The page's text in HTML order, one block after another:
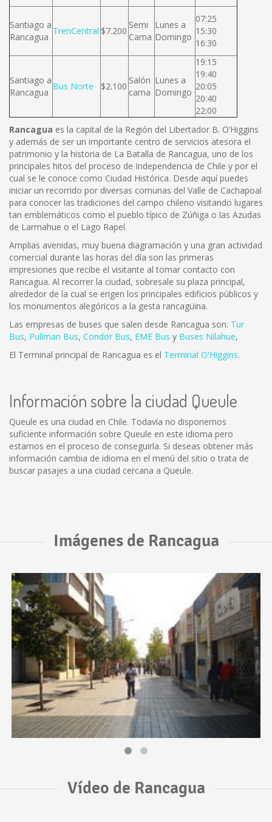
Santiago a
Rancagua
TrenCentral $7.200
Semi
Cama
Lunes a
Domingo
07:25
15:30
16:30
Santiago a
Rancagua
Bus Norte $2.100
Salón
cama
Lunes a
Domingo
19:15
19:40
20:05
20:40
22:00
Rancagua es la capital de la Región del Libertador B. O’Higgins
y además de ser un importante centro de servicios atesora el
patrimonio y la historia de La Batalla de Rancagua, uno de los
principales hitos del proceso de Independencia de Chile y por el
cual se le conoce como Ciudad Histórica. Desde aquí puedes
iniciar un recorrido por diversas comunas del Valle de Cachapoal
para conocer las tradiciones del campo chileno visitando lugares
tan emblemáticos como el pueblo típico de Zúñiga o las Azudas
de Larmahue o el Lago Rapel.
Amplias avenidas, muy buena diagramación y una gran actividad
comercial durante las horas del día son las primeras
impresiones que recibe el visitante al tomar contacto con
Rancagua. Al recorrer la ciudad, sobresale su plaza principal,
alrededor de la cual se erigen los principales edificios públicos y
los monumentos alegóricos a la gesta rancagüina.
Las empresas de buses que salen desde Rancagua son: Tur
Bus, Pullman Bus, Condor Bus, EME Bus y Buses Nilahue,
El Terminal principal de Rancagua es el Terminal O'Higgins.
Información sobre la ciudad Queule
Queule es una ciudad en Chile. Todavía no disponemos
suficiente información sobre Queule en este idioma pero
estamos en el proceso de conseguirla. Si deseas obtener más
información cambia de idioma en el menú del sitio o trata de
buscar pasajes a una ciudad cercana a Queule.
Imágenes de Rancagua
Vídeo de Rancagua